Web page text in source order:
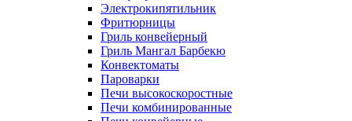
Электрокипятильник
Фритюрницы
Гриль конвейерный
Гриль Мангал Барбекю
Конвектоматы
Пароварки
Печи высокоскоростные
Печи комбинированные